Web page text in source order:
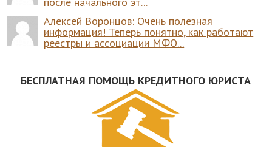
Алексей Воронцов: Очень полезная
информация! Теперь понятно, как работают
реестры и ассоциации МФО...
БЕСПЛАТНАЯ ПОМОЩЬ КРЕДИТНОГО ЮРИСТА